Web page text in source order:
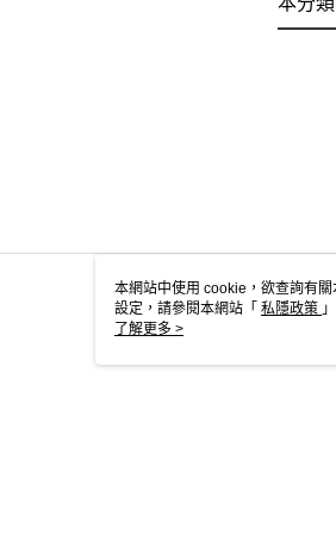
本網站中使用 cookie，欲查詢有
設定，請參閱本網站「 私隱政策
用 cookie。
了解更多 >